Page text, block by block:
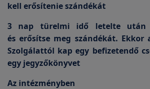
kell erősítenie szándékát
3 nap türelmi idő letelte után
és erősítse meg szándékát. Ekkor
Szolgálattól kap egy befizetendő
egy jegyzőkönyvet
Az intézményben